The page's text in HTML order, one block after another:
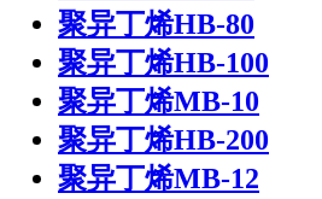
聚异丁烯HB-80
聚异丁烯HB-100
聚异丁烯MB-10
聚异丁烯HB-200
聚异丁烯MB-12